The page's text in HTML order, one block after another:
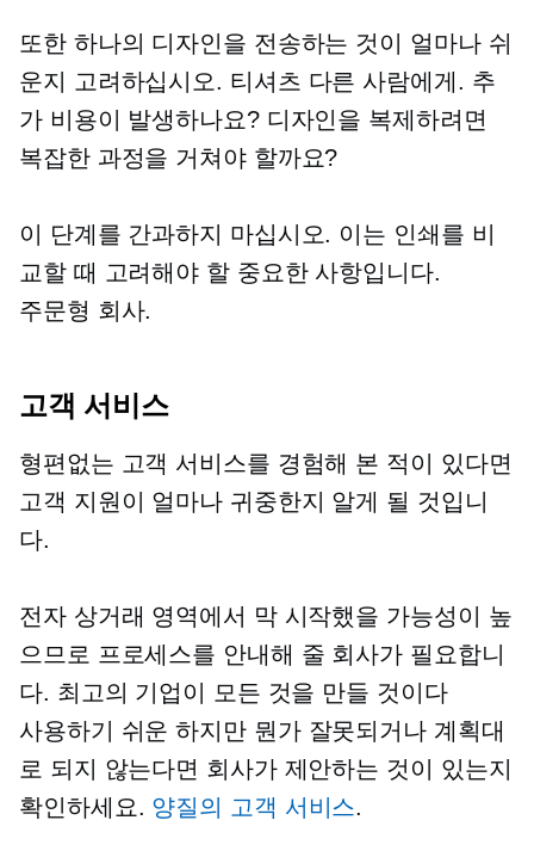
또한 하나의 디자인을 전송하는 것이 얼마나 쉬
운지 고려하십시오. 티셔츠 다른 사람에게. 추
가 비용이 발생하나요? 디자인을 복제하려면
복잡한 과정을 거쳐야 할까요?
이 단계를 간과하지 마십시오. 이는 인쇄를 비
교할 때 고려해야 할 중요한 사항입니다.
주문형 회사.
고객 서비스
형편없는 고객 서비스를 경험해 본 적이 있다면
고객 지원이 얼마나 귀중한지 알게 될 것입니
다.
전자 상거래 영역에서 막 시작했을 가능성이 높
으므로 프로세스를 안내해 줄 회사가 필요합니
다. 최고의 기업이 모든 것을 만들 것이다
사용하기 쉬운 하지만 뭔가 잘못되거나 계획대
로 되지 않는다면 회사가 제안하는 것이 있는지
확인하세요. 양질의 고객 서비스.